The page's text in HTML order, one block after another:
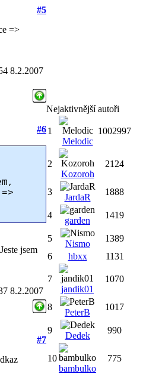
#5
=>
8.2.2007
#6
jsem
8.2.2007
#7
Nejaktivnější autoři
1
Melodic
1002997
2
Kozoroh
2124
3
JardaR
1888
4
garden
1419
5
Nismo
1389
6
hbxx 1131
7
jandik01
1070
8
PeterB
1017
9
Dedek
990
10
bambulko
775